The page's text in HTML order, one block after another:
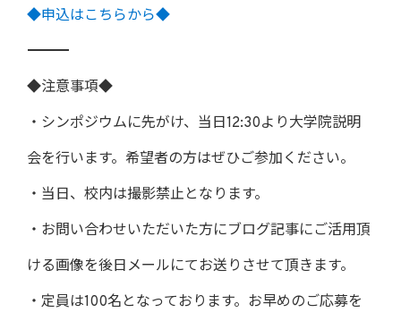
◆申込はこちらから◆
―――――――――――――――――――――――――――――――――――
◆注意事項◆
・シンポジウムに先がけ、当日12:30より大学院説明
会を行います。希望者の方はぜひご参加ください。
・当日、校内は撮影禁止となります。
・お問い合わせいただいた方にブログ記事にご活用頂
ける画像を後日メールにてお送りさせて頂きます。
・定員は100名となっております。お早めのご応募を